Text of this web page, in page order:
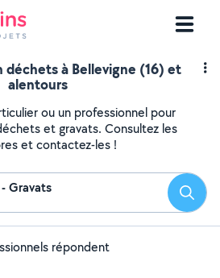
déchets à Bellevigne (16) et
alentours
ou un professionnel pour
et gravats. Consultez les
et contactez-les !
Gravats
répondent